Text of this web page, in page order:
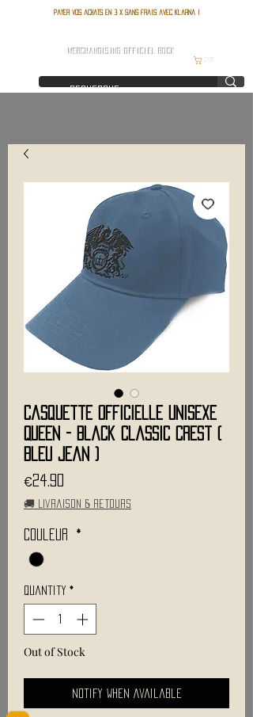
Payer vos achats en 3 x sans frais avec Klarna !
MERCHANDISING OFFICIEL ROCK
Casquette Officielle Unisexe
QUEEN - Black Classic Crest (
Bleu jean )
€24.90
🚚 Livraison & retours
Couleur *
Quantity *
Out of Stock
Notify When Available